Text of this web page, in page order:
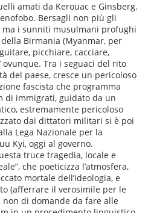
amati da Kerouac e Ginsberg.
Bersagli non più gli
ma i sunniti musulmani profughi
Birmania (Myanmar, per
picchiare, cacciare,
ovunque. Tra i seguaci del rito
del paese, cresce un pericoloso
fascista che programma
di immigrati, guidato da un
estremamente pericoloso
dai dittatori militari si è poi
Lega Nazionale per la
Kyi, oggi al governo.
truce tragedia, locale e
che poeticizza l’atmosfera,
mortale dell’ideologia, e
(afferrare il verosimile per le
di domande da fare alle